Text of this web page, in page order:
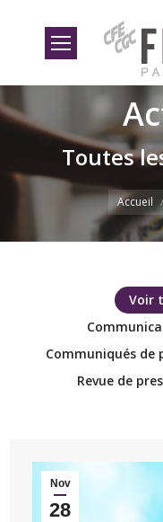
Toutes
Accueil
Voir
Communiqués de
Revue de
Nov
28